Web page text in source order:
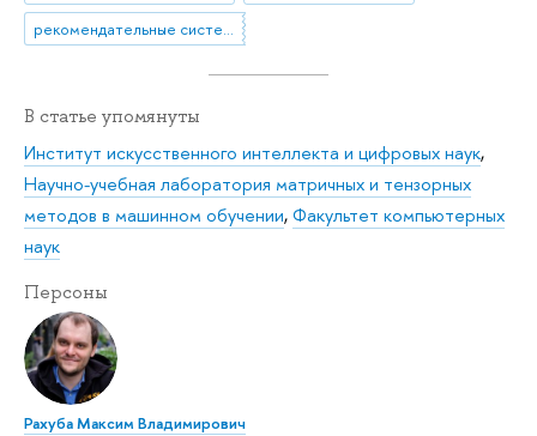
рекомендательные системы
В статье упомянуты
Институт искусственного интеллекта и цифровых наук,
Научно-учебная лаборатория матричных и тензорных
методов в машинном обучении,Факультет компьютерных
наук
Персоны
Рахуба Максим Владимирович